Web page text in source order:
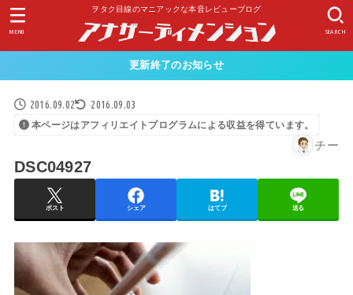
ヲタク目線のマニアックな本音レビューブログ
SEARCH
MENU
更新終了のお知らせ
2016.09.02 2016.09.03
本ページはアフィリエイトプログラムによる収益を得ています。
チー
DSC04927
ポスト シェア はてブ 送る